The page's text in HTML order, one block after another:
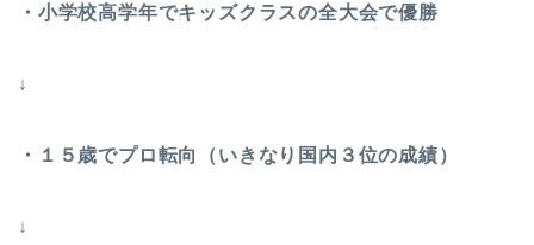
・小学校高学年でキッズクラスの全大会で優勝
↓
・１５歳でプロ転向（いきなり国内３位の成績）
↓